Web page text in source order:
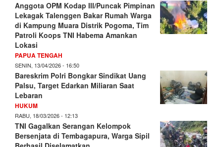
Anggota OPM Kodap III/Puncak Pimpinan
Lekagak Talenggen Bakar Rumah Warga
di Kampung Muara Distrik Pogoma, Tim
Patroli Koops TNI Habema Amankan
Lokasi
PAPUA TENGAH
SENIN, 13/04/2026 - 16:50
Bareskrim Polri Bongkar Sindikat Uang
Palsu, Target Edarkan Miliaran Saat
Lebaran
HUKUM
RABU, 18/03/2026 - 12:13
TNI Gagalkan Serangan Kelompok
Bersenjata di Tembagapura, Warga Sipil